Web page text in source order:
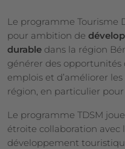
Le programme Tourisme
pour ambition de
durable dans la région
générer des opportunités
emplois et d’améliorer
région, en particulier
Le programme TDSM
étroite collaboration avec
développement